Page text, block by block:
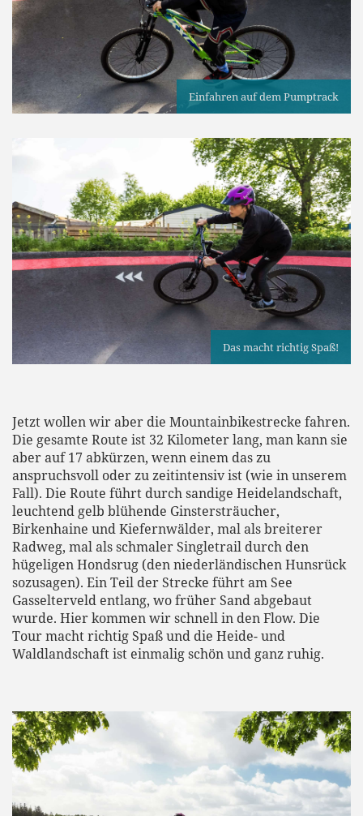
Einfahren auf dem Pumptrack
Das macht richtig Spaß!
Jetzt wollen wir aber die Mountainbikestrecke fahren.
Die gesamte Route ist 32 Kilometer lang, man kann sie
aber auf 17 abkürzen, wenn einem das zu
anspruchsvoll oder zu zeitintensiv ist (wie in unserem
Fall). Die Route führt durch sandige Heidelandschaft,
leuchtend gelb blühende Ginstersträucher,
Birkenhaine und Kiefernwälder, mal als breiterer
Radweg, mal als schmaler Singletrail durch den
hügeligen Hondsrug (den niederländischen Hunsrück
sozusagen). Ein Teil der Strecke führt am See
Gasselterveld entlang, wo früher Sand abgebaut
wurde. Hier kommen wir schnell in den Flow. Die
Tour macht richtig Spaß und die Heide- und
Waldlandschaft ist einmalig schön und ganz ruhig.